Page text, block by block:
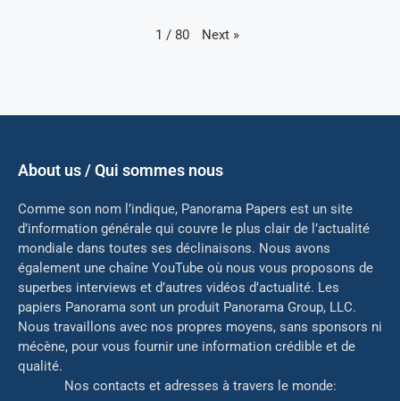
1 / 80 Next »
About us / Qui sommes nous
Comme son nom l’indique, Panorama Papers est un site
d’information générale qui couvre le plus clair de l’actualité
mondiale dans toutes ses déclinaisons. Nous avons
également une chaîne YouTube où nous vous proposons de
superbes interviews et d’autres vidéos d’actualité. Les
papiers Panorama sont un produit Panorama Group, LLC.
Nous travaillons avec nos propres moyens, sans sponsors ni
mécène, pour vous fournir une information crédible et de
qualité.
Nos contacts et adresses à travers le monde: